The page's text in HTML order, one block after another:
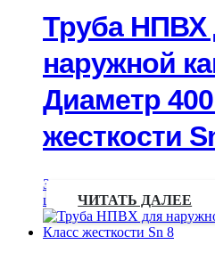
Труба НПВХ
наружной
Диаметр
жесткости
Запрос
цены
ЧИТАТЬ ДАЛЕЕ